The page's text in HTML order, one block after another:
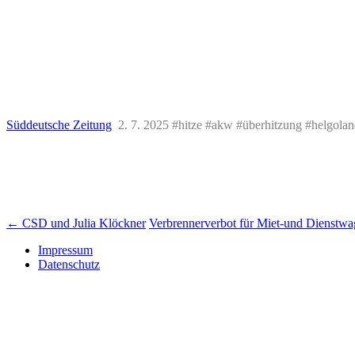
Süddeutsche Zeitung 2. 7. 2025 #hitze #akw #überhitzung
Beitrags-
Navigation
← CSD und Julia Klöckner Verbrennerverbot für Miet-und
Impressum
Datenschutz